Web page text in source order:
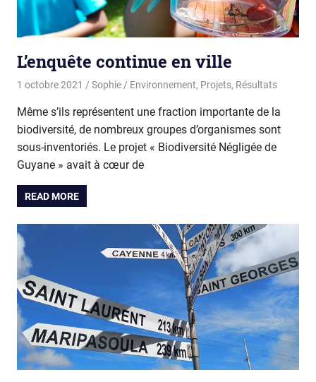
L’enquête continue en ville
1 octobre 2021 Sophie Environnement, Projets, Résultats
Même s’ils représentent une fraction importante de la
biodiversité, de nombreux groupes d’organismes sont
sous-inventoriés. Le projet « Biodiversité Négligée de
Guyane » avait à cœur de
READ MORE